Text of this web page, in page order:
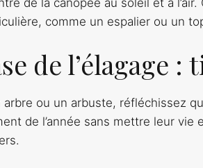
de la canopée au soleil et à
comme un espalier ou un
de l’élagage :
ou un arbuste, réfléchissez
de l’année sans mettre leur vie